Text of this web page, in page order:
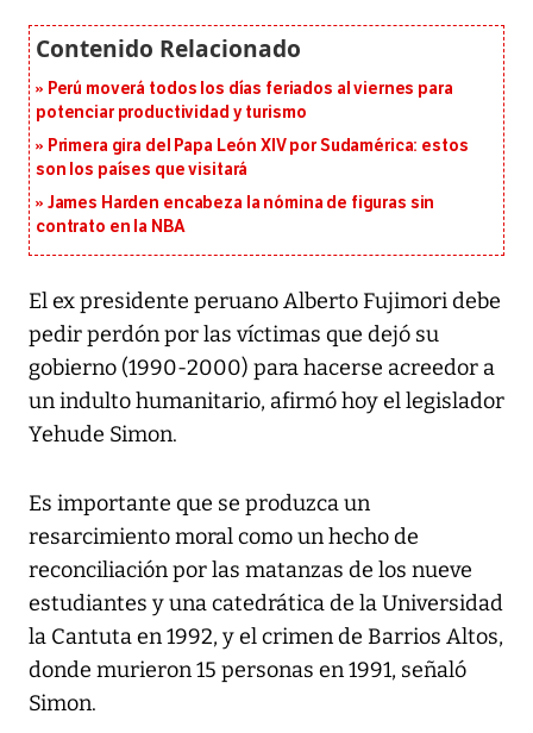
Perú moverá todos los días feriados al viernes para
potenciar productividad y turismo
Primera gira del Papa León XIV por Sudamérica: estos
son los países que visitará
James Harden encabeza la nómina de figuras sin
contrato en la NBA
El ex presidente peruano Alberto Fujimori debe
pedir perdón por las víctimas que dejó su
gobierno (1990-2000) para hacerse acreedor a
un indulto humanitario, afirmó hoy el legislador
Yehude Simon.
Es importante que se produzca un
resarcimiento moral como un hecho de
reconciliación por las matanzas de los nueve
estudiantes y una catedrática de la Universidad
la Cantuta en 1992, y el crimen de Barrios Altos,
donde murieron 15 personas en 1991, señaló
Simon.